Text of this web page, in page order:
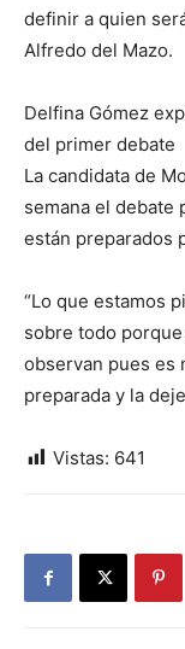
definir a quien
Alfredo del Mazo.
Delfina Gómez
del primer debate
La candidata de
semana el debate
están preparados
“Lo que estamos
sobre todo
observan pues es
preparada y la
Vistas: 641